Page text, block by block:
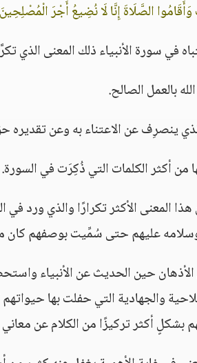
الصَّلَاةَ إِنَّا لَا نُضِيعُ أَجْرَ
في سورة الأنبياء ذلك المعنى الذي
بالعمل الصالح.
ينصرِف عن الاعتناء به وعن تقديره
من أكثر الكلمات التي ذُكِرَت في السورة.
هذا المعنى الأكثر تكرارًا والذي
وسلامه عليهم حتى سُمِّيت بوصفهم كان
حين الحديث عن الأنبياء
والجهادية التي حفلت بها
بشكلٍ أكثر تركيزًا من الكلام عن